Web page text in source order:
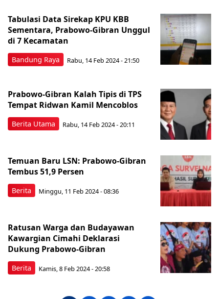
Bandung Raya
Tabulasi Data Sirekap KPU KBB
Sementara, Prabowo-Gibran Unggul
di 7 Kecamatan
Rabu, 14 Feb 2024 - 21:50
Berita Utama
Prabowo-Gibran Kalah Tipis di TPS
Tempat Ridwan Kamil Mencoblos
Rabu, 14 Feb 2024 - 20:11
Berita
Temuan Baru LSN: Prabowo-Gibran
Tembus 51,9 Persen
Minggu, 11 Feb 2024 - 08:36
Berita
Ratusan Warga dan Budayawan
Kawargian Cimahi Deklarasi
Dukung Prabowo-Gibran
Kamis, 8 Feb 2024 - 20:58